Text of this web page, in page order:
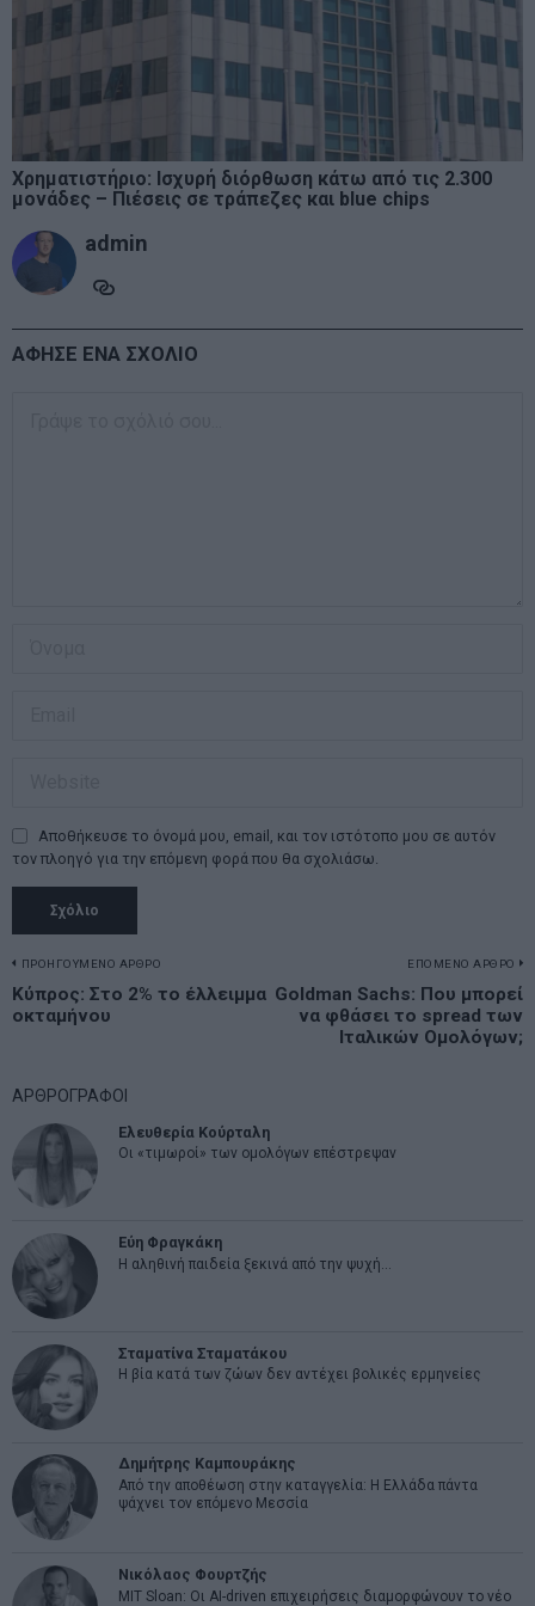
Χρηματιστήριο: Ισχυρή διόρθωση κάτω από τις 2.300
μονάδες – Πιέσεις σε τράπεζες και blue chips
admin
ΑΦΗΣΕ ΕΝΑ ΣΧΟΛΙΟ
Αποθήκευσε το όνομά μου, email, και τον ιστότοπο μου σε αυτόν
τον πλοηγό για την επόμενη φορά που θα σχολιάσω.
Πλοήγηση
άρθρων
ΠΡΟΗΓΟΥΜΕΝΟ ΑΡΘΡΟ
Previous
post:
Κύπρος: Στο 2% το έλλειμμα
οκταμήνου
ΕΠΟΜΕΝΟ ΑΡΘΡΟ
Goldman Sachs: Που μπορεί
να φθάσει το spread των
Ιταλικών Ομολόγων;
ΑΡΘΡΟΓΡΑΦΟΙ
Ελευθερία Κούρταλη
Οι «τιμωροί» των ομολόγων επέστρεψαν
Εύη Φραγκάκη
Η αληθινή παιδεία ξεκινά από την ψυχή…
Σταματίνα Σταματάκου
Η βία κατά των ζώων δεν αντέχει βολικές ερμηνείες
Δημήτρης Καμπουράκης
Από την αποθέωση στην καταγγελία: Η Ελλάδα πάντα
ψάχνει τον επόμενο Μεσσία
Νικόλαος Φουρτζής
MIT Sloan: Οι AI-driven επιχειρήσεις διαμορφώνουν το νέο